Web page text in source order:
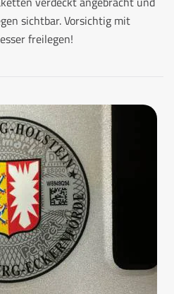
sichtbar. Vorsichtig mit
freilegen!